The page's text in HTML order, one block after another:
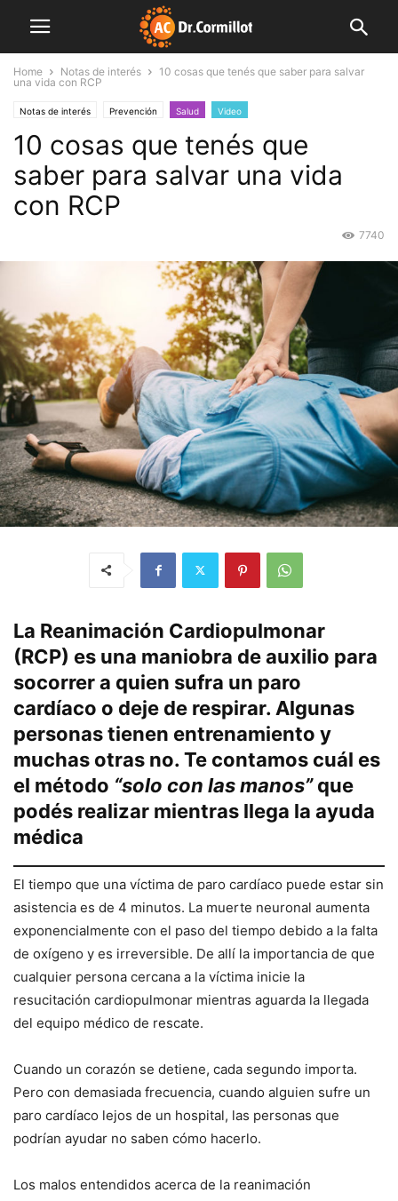
Home Notas de interés
10 cosas que tenés que saber para salvar
una vida con RCP
Notas de interés Prevención Salud Video
10 cosas que tenés que
saber para salvar una vida
con RCP
7740
La Reanimación Cardiopulmonar
(RCP) es una maniobra de auxilio para
socorrer a quien sufra un paro
cardíaco o deje de respirar. Algunas
personas tienen entrenamiento y
muchas otras no. Te contamos cuál es
el método “solo con las manos”que
podés realizar mientras llega la ayuda
médica
El tiempo que una víctima de paro cardíaco puede estar sin
asistencia es de 4 minutos. La muerte neuronal aumenta
exponencialmente con el paso del tiempo debido a la falta
de oxígeno y es irreversible. De allí la importancia de que
cualquier persona cercana a la víctima inicie la
resucitación cardiopulmonar mientras aguarda la llegada
del equipo médico de rescate.
Cuando un corazón se detiene, cada segundo importa.
Pero con demasiada frecuencia, cuando alguien sufre un
paro cardíaco lejos de un hospital, las personas que
podrían ayudar no saben cómo hacerlo.
Los malos entendidos acerca de la reanimación